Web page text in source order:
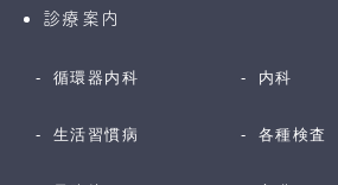
診療案内
循環器内科 内科
生活習慣病 各種検査